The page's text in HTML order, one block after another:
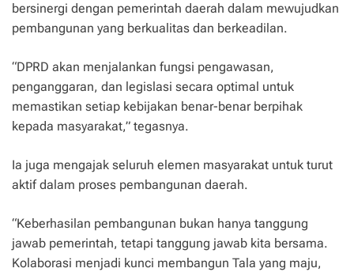
bersinergi dengan pemerintah daerah dalam mewujudkan
pembangunan yang berkualitas dan berkeadilan.
“DPRD akan menjalankan fungsi pengawasan,
penganggaran, dan legislasi secara optimal untuk
memastikan setiap kebijakan benar-benar berpihak
kepada masyarakat,” tegasnya.
Ia juga mengajak seluruh elemen masyarakat untuk turut
aktif dalam proses pembangunan daerah.
“Keberhasilan pembangunan bukan hanya tanggung
jawab pemerintah, tetapi tanggung jawab kita bersama.
Kolaborasi menjadi kunci membangun Tala yang maju,